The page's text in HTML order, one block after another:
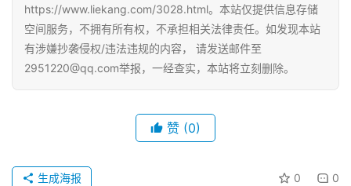
https://www.liekang.com/3028.html。本站仅提供信息存储
空间服务，不拥有所有权，不承担相关法律责任。如发现本站
有涉嫌抄袭侵权/违法违规的内容， 请发送邮件至
2951220@qq.com举报，一经查实，本站将立刻删除。
赞 (0)
0 0
生成海报